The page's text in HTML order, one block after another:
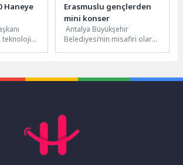
Haneye
teknolojiye
Erasmuslu gençlerden
mini konser
Antalya Büyükşehir
Belediyesi’nin misafiri olarak